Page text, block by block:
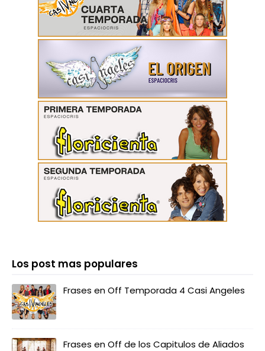
Los post mas populares
Frases en Off Temporada 4 Casi Angeles
Frases en Off de los Capitulos de Aliados